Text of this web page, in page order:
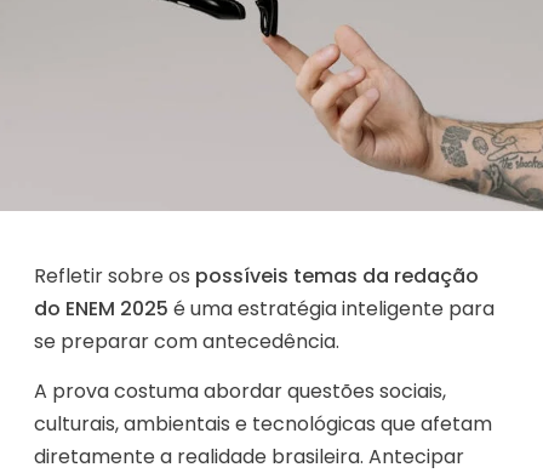
Refletir sobre os possíveis temas da redação
do ENEM 2025 é uma estratégia inteligente para
se preparar com antecedência.
A prova costuma abordar questões sociais,
culturais, ambientais e tecnológicas que afetam
diretamente a realidade brasileira. Antecipar